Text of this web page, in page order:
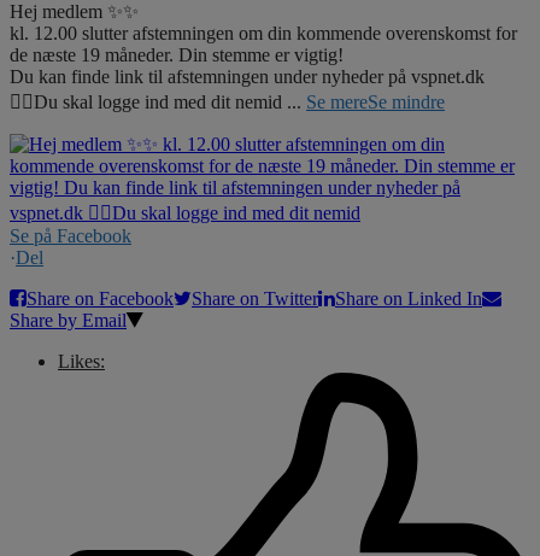
Hej medlem ✨✨
kl. 12.00 slutter afstemningen om din kommende overenskomst for
de næste 19 måneder. Din stemme er vigtig!
Du kan finde link til afstemningen under nyheder på vspnet.dk
☝🏼Du skal logge ind med dit nemid ... Se mereSe mindre
Se på Facebook
·Del
Share on Facebook
Share on Twitter
Share on Linked In
Share by Email
Likes: